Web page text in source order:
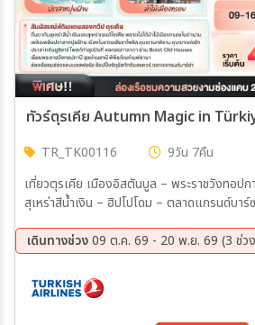
TR_TK00116 9วัน 7คืน
เที่ยวตุรเคีย เมืองอิสตันบูล – พระราชวังทอปกาปี – สุเหร่าเซนต์โซเฟีย –
สุเหร่าสีน้ำเงิน – ฮิปโปโดม – ตลาดแกรนด์บาร์
ราโพลิส – ปราสาทปุยฝ้าย เมืองปามุคคาเล่ -
– พิพิธภัณฑ์เมฟลานา – เมืองคัปปาโดเกียโรง
เซรามิค - ร้านจิวเวอร์รี่ - นครใต้ดินชาดัค – ปร
พิราบ – หุบเขาแห่งรัก – หุบเขาเกอเรเม - หมู่
เดินทางช่วง09 ต.ค. 69 - 20 พ.ย. 69 (3 ช่ว
22 ต
12 พ.ย. 69 - 20 พ.ย. 69